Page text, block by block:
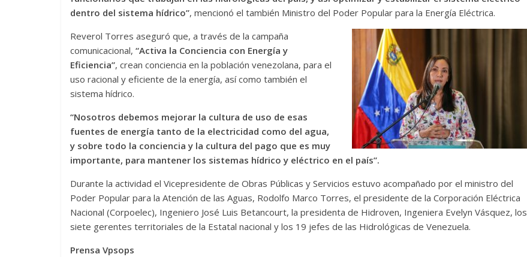
dentro del sistema hídrico”, mencionó el también Ministro del Poder Popular para la Energía Eléctrica.
Reverol Torres aseguró que, a través de la campaña
comunicacional, “Activa la Conciencia con Energía y
Eficiencia”, crean conciencia en la población venezolana, para el
uso racional y eficiente de la energía, así como también el
sistema hídrico.
“Nosotros debemos mejorar la cultura de uso de esas
fuentes de energía tanto de la electricidad como del agua,
y sobre todo la conciencia y la cultura del pago que es muy
importante, para mantener los sistemas hídrico y eléctrico en el país”.
Durante la actividad el Vicepresidente de Obras Públicas y Servicios estuvo acompañado por el ministro del
Poder Popular para la Atención de las Aguas, Rodolfo Marco Torres, el presidente de la Corporación Eléctrica
Nacional (Corpoelec), Ingeniero José Luis Betancourt, la presidenta de Hidroven, Ingeniera Evelyn Vásquez, los
siete gerentes territoriales de la Estatal nacional y los 19 jefes de las Hidrológicas de Venezuela.
Prensa Vpsops